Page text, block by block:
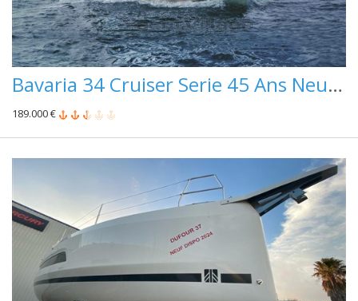
Bavaria 34 Cruiser Serie 45 Ans Neuf Dispo De Suite
189.000 €